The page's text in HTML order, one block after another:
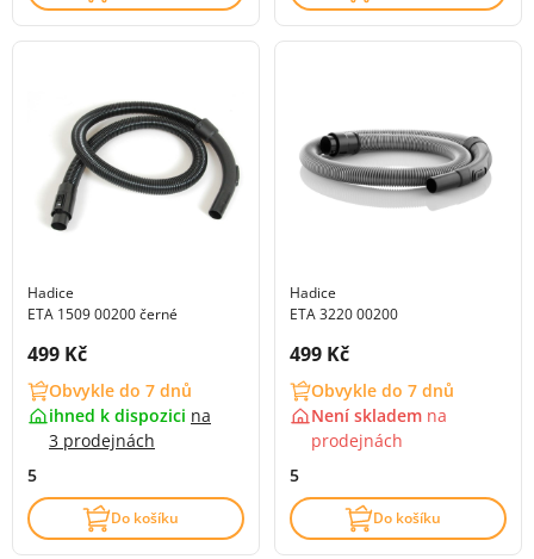
Hadice
ETA 1509 00200 černé
Cena s DPH:
499 Kč
Obvykle do 7 dnů
ihned k dispozici na
3 prodejnách
5
Do košíku
Hadice
ETA 3220 00200
Cena s DPH:
499 Kč
Obvykle do 7 dnů
Není skladem na
prodejnách
5
Do košíku